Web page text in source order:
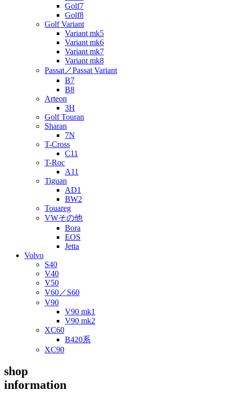
Golf7
Golf8
Golf Variant
Variant mk5
Variant mk6
Variant mk7
Variant mk8
Passat／Passat Variant
B7
B8
Arteon
3H
Golf Touran
Sharan
7N
T-Cross
C11
T-Roc
A11
Tiguan
AD1
BW2
Touareg
VWその他
Bora
EOS
Jetta
Volvo
S40
V40
V50
V60／S60
V90
V90 mk1
V90 mk2
XC60
B420系
XC90
shop
information